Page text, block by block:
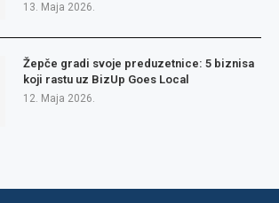
13. Maja 2026.
Žepče gradi svoje preduzetnice: 5 biznisa
koji rastu uz BizUp Goes Local
12. Maja 2026.